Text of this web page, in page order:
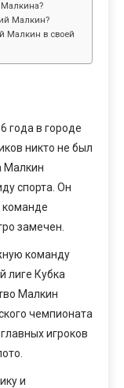
Малкин?
Малкин в своей
года в городе
никто не был
Малкин
спорта. Он
команде
замечен.
команду
лиге Кубка
Малкин
чемпионата
игроков
и